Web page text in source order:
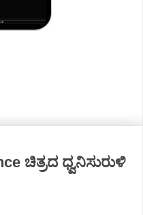
ಚಿತ್ರದ ಧ್ವನಿಸುರುಳಿ